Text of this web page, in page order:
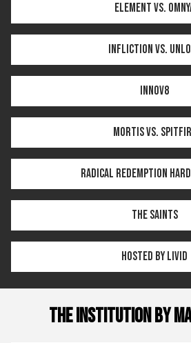
Element vs.
Infliction vs.
Innov8
Mortis vs.
Radical Redemption
The Saints
Hosted by Livid
THE INSTITUTION by